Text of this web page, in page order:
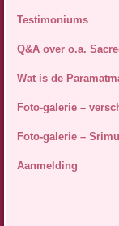
Testimoniums
Q&A over o.a.
Wat is de
Foto-galerie –
Foto-galerie –
Aanmelding